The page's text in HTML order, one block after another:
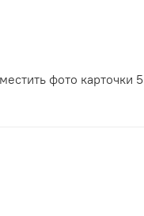
фото карточки 5